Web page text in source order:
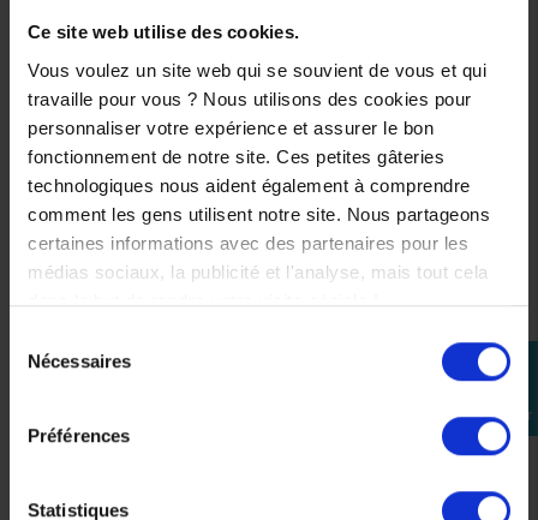
Ce site web utilise des cookies.
Vous voulez un site web qui se souvient de vous et qui
travaille pour vous ? Nous utilisons des cookies pour
personnaliser votre expérience et assurer le bon
fonctionnement de notre site. Ces petites gâteries
technologiques nous aident également à comprendre
comment les gens utilisent notre site. Nous partageons
certaines informations avec des partenaires pour les
médias sociaux, la publicité et l'analyse, mais tout cela
dans le but de rendre votre visite géniale !
Nécessaires
Préférences
Statistiques
perm_identity
connecter
Intérieur Kwikwick 3 : confort
premium
L’intérieur Kwikwick 3assure un excellent confort grâce à
un textile :
* respirant
* lavable
Il favorise l’évacuation de la transpiration et permet de
conserver un casque confortable même lors des longues